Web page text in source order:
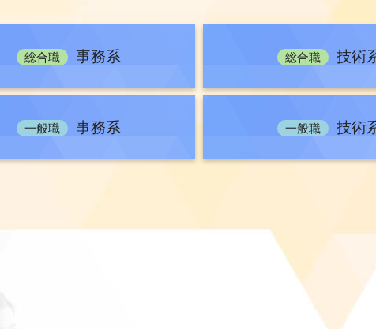
月12日 国家公務員採用総合職試験（教養区分）合格者の官庁
月28日 2025 年度官庁訪問（経験者採用試験（係長級（事務）
月27日 職員訪問を希望される方へ
月17日 2025年度国家公務員採用一般職試験（大卒程度試験）
2日 2025年度総合職試験 夏の官庁訪問の実施について【総合
月18日 2025年度経験者採用試験（係長級（事務））合格者の
月19日 2024年度国家公務員採用一般職試験（大卒程度試験）受
月28日 2024年度総合職試験 夏の官庁訪問について【総合職技
総合職 事務系 総合職 技術
一般職 事務系 一般職 技術